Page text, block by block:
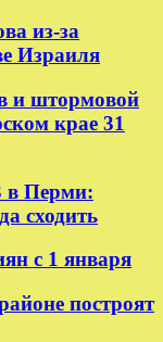
из-за
Израиля
и штормовой
крае 31
в Перми:
сходить
с 1 января
построят